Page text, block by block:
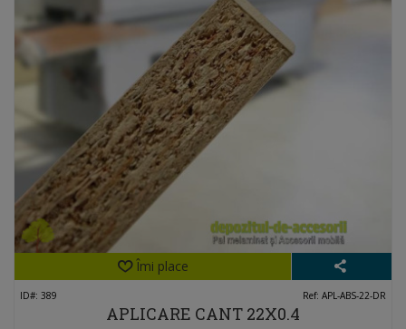
Îmi place
ID#: 389 Ref: APL-ABS-22-DR
APLICARE CANT 22X0.4